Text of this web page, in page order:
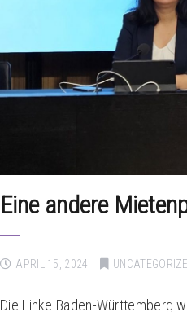
Eine andere
APRIL 15, 2024
Die Linke Baden-Württemberg